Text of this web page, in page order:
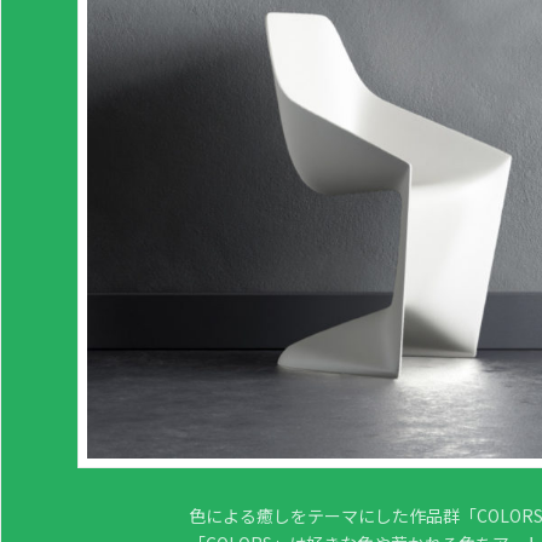
色による癒しをテーマにした作品群「